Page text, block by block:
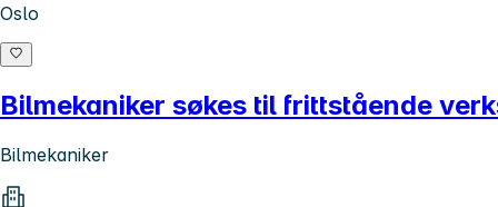
Oslo
Bilmekaniker søkes til frittstående
Bilmekaniker